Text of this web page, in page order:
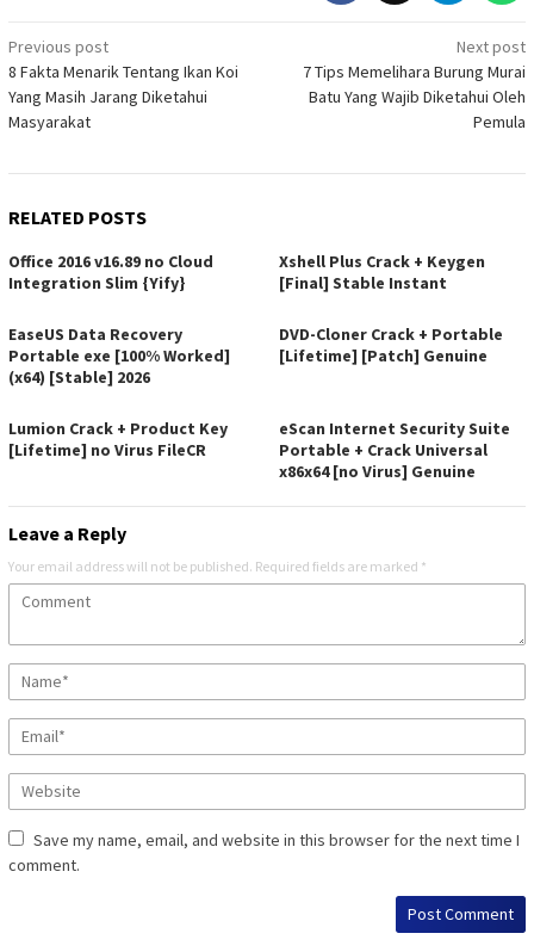
Post
navigation
Previous post
8 Fakta Menarik Tentang Ikan Koi
Yang Masih Jarang Diketahui
Masyarakat
Next post
7 Tips Memelihara Burung Murai
Batu Yang Wajib Diketahui Oleh
Pemula
RELATED POSTS
Office 2016 v16.89 no Cloud
Integration Slim {Yify}
Xshell Plus Crack + Keygen
[Final] Stable Instant
EaseUS Data Recovery
Portable exe [100% Worked]
(x64) [Stable] 2026
DVD-Cloner Crack + Portable
[Lifetime] [Patch] Genuine
Lumion Crack + Product Key
[Lifetime] no Virus FileCR
eScan Internet Security Suite
Portable + Crack Universal
x86x64 [no Virus] Genuine
Leave a Reply
Your email address will not be published. Required fields are marked *
Save my name, email, and website in this browser for the next time I
comment.